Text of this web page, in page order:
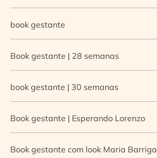
book gestante
Book gestante | 28 semanas
book gestante | 30 semanas
Book gestante | Esperando Lorenzo
Book gestante com look Maria Barriga